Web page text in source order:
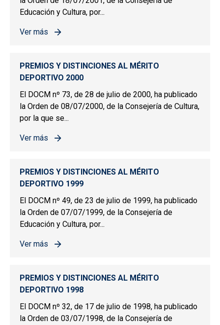
Educación y Cultura, por...
Ver más
sobre PREMIOS Y DISTINCIONES AL MÉRITO
PREMIOS Y DISTINCIONES AL MÉRITO
DEPORTIVO 2000
El DOCM nº 73, de 28 de julio de 2000, ha publicado
la Orden de 08/07/2000, de la Consejería de Cultura,
por la que se...
Ver más
sobre PREMIOS Y DISTINCIONES AL MÉRITO
PREMIOS Y DISTINCIONES AL MÉRITO
DEPORTIVO 1999
El DOCM nº 49, de 23 de julio de 1999, ha publicado
la Orden de 07/07/1999, de la Consejería de
Educación y Cultura, por...
Ver más
sobre PREMIOS Y DISTINCIONES AL MÉRITO
PREMIOS Y DISTINCIONES AL MÉRITO
DEPORTIVO 1998
El DOCM nº 32, de 17 de julio de 1998, ha publicado
la Orden de 03/07/1998, de la Consejería de